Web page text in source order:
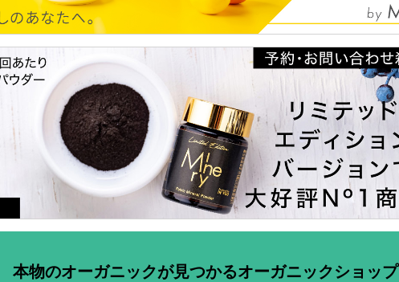
本物のオーガニックが見つかるオーガニックショップ